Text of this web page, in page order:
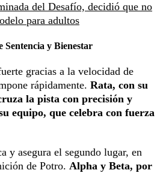
del Desafío, decidió que no
para adultos
Sentencia y Bienestar
gracias a la velocidad de
rápidamente. Rata, con su
la pista con precisión y
equipo, que celebra con fuerza
y asegura el segundo lugar, en
de Potro. Alpha y Beta, por